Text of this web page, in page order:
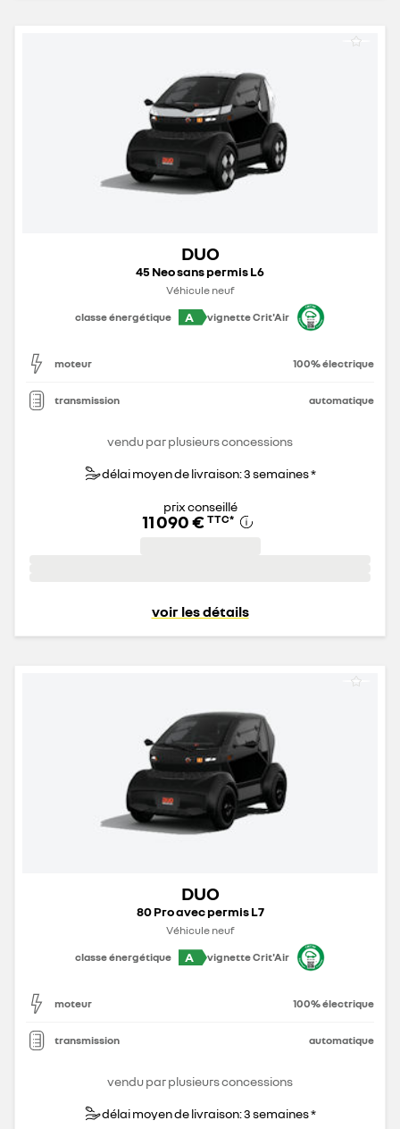
DUO
45 Neo sans permis L6
Véhicule neuf
classe énergétique
A vignette Crit'Air
moteur 100% électrique
transmission automatique
vendu par plusieurs concessions
délai moyen de livraison: 3 semaines *
prix conseillé
11 090 € TTC*
voir les détails
DUO
80 Pro avec permis L7
Véhicule neuf
classe énergétique
A vignette Crit'Air
moteur 100% électrique
transmission automatique
vendu par plusieurs concessions
délai moyen de livraison: 3 semaines *